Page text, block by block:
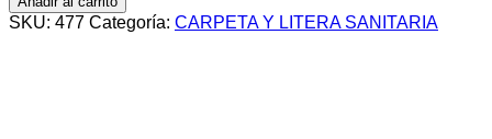
Carpet
MINI
SKU: 477 Categoría: CARPETA Y LITERA SANITARIA